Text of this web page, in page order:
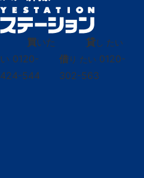
買いた
い 0120-
424-544
貸し たい
借り たい 0120-
302-563